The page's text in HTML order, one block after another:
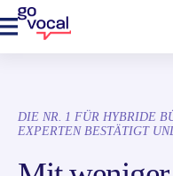
DIE NR. 1 FÜR HYBRIDE
EXPERTEN BESTÄTIGT